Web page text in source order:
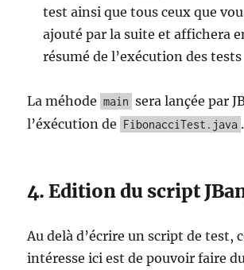
test ainsi que tous ceux que
ajouté par la suite et affichera
résumé de l’exécution des tests
La méhode main sera lançée par
l’éxécution de FibonacciTest.java .
4. Edition du script
Au delà d’écrire un script de test,
intéresse ici est de pouvoir faire